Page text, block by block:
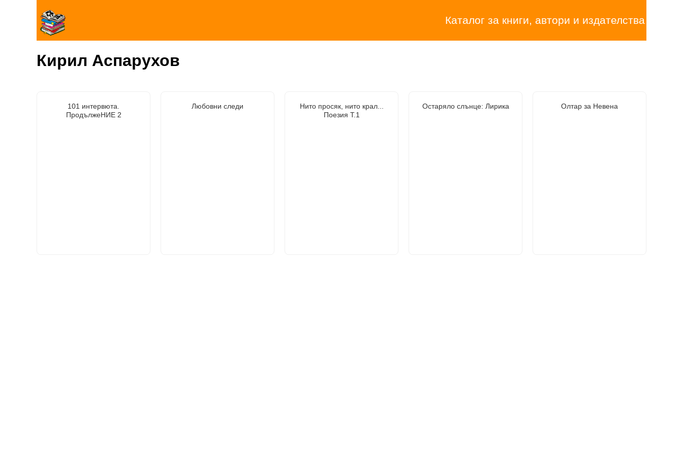
Каталог за книги, автори и издателства
Кирил Аспарухов
101 интервюта.
ПродължеНИЕ 2
Любовни следи
Нито просяк, нито крал...
Поезия Т.1
Остаряло слънце: Лирика Олтар за Невена